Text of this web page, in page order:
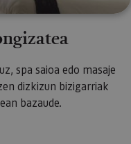
spa saioa edo masaje
dizkizun bizigarriak
bazaude.